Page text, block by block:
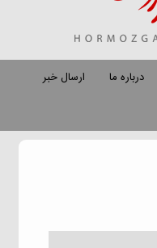
درباره ما
ارسال خبر